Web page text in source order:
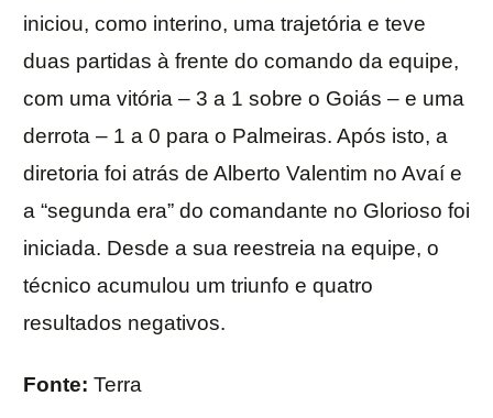
iniciou, como interino, uma trajetória e teve
duas partidas à frente do comando da equipe,
com uma vitória – 3 a 1 sobre o Goiás – e uma
derrota – 1 a 0 para o Palmeiras. Após isto, a
diretoria foi atrás de Alberto Valentim no Avaí e
a “segunda era” do comandante no Glorioso foi
iniciada. Desde a sua reestreia na equipe, o
técnico acumulou um triunfo e quatro
resultados negativos.
Fonte: Terra